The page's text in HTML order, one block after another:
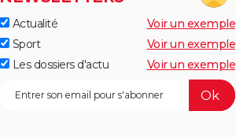
Actualité
Voir un exemple
Sport
Voir un exemple
Les dossiers d'actu
Voir un exemple